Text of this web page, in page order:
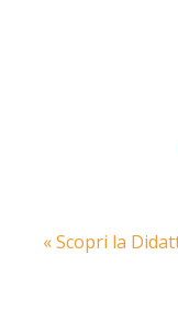
« Scopri la